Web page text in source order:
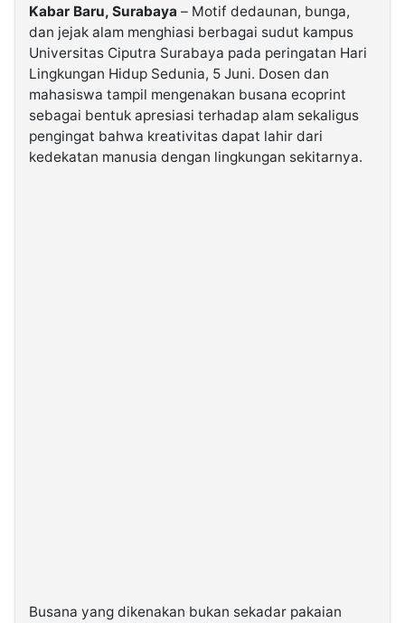
Kabarbaru.co
2026
Kabarbaru
Media
Holding
Kabar Baru, Surabaya – Motif dedaunan, bunga,
dan jejak alam menghiasi berbagai sudut kampus
Universitas Ciputra Surabaya pada peringatan Hari
Lingkungan Hidup Sedunia, 5 Juni. Dosen dan
mahasiswa tampil mengenakan busana ecoprint
sebagai bentuk apresiasi terhadap alam sekaligus
pengingat bahwa kreativitas dapat lahir dari
kedekatan manusia dengan lingkungan sekitarnya.
Busana yang dikenakan bukan sekadar pakaian